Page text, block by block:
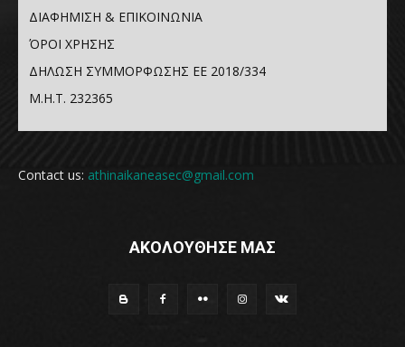
ΔΙΑΦΗΜΙΣΗ & ΕΠΙΚΟΙΝΩΝΙΑ
ΌΡΟΙ ΧΡΗΣΗΣ
ΔΗΛΩΣΗ ΣΥΜΜΟΡΦΩΣΗΣ ΕΕ 2018/334
Μ.Η.Τ. 232365
Contact us: athinaikaneasec@gmail.com
ΑΚΟΛΟΥΘΗΣΕ ΜΑΣ